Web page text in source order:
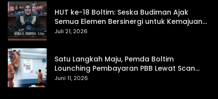
HUT ke-18 Boltim: Seska Budiman Ajak
Semua Elemen Bersinergi untuk Kemajuan
Daerah
Juli 21, 2026
Satu Langkah Maju, Pemda Boltim
Lounching Pembayaran PBB Lewat Scan
Qris
Juni 11, 2026